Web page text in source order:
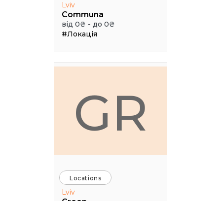
Lviv
Communa
від 0₴ - до 0₴
#Локація
GR
Locations
Lviv